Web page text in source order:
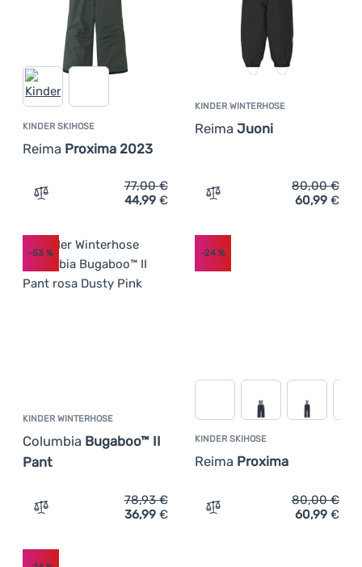
KINDER SKIHOSE
Reima Proxima 2023
Zum Vergleich 'Kinder Skihose Reima Proxima 2023'
77,00€
44,99 €
KINDER WINTERHOSE
Reima Juoni
Zum Vergleich 'Kinder
80,00€
60,99 €
KINDER WINTERHOSE
Columbia Bugaboo™ II
Pant
-53 %
Zum Vergleich 'Kinder Winterhose Columbia Bugaboo™
78,93€
36,99 €
KINDER SKIHOSE
Reima Proxima
-24%
Zum Vergleich 'Kinder
80,00€
60,99 €